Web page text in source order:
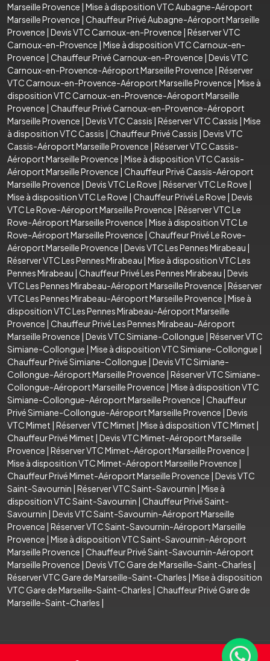
Marseille Provence | Mise à disposition VTC Aubagne-Aéroport
Marseille Provence | Chauffeur Privé Aubagne-Aéroport Marseille
Provence | Devis VTC Carnoux-en-Provence | Réserver VTC
Carnoux-en-Provence | Mise à disposition VTC Carnoux-en-
Provence | Chauffeur Privé Carnoux-en-Provence | Devis VTC
Carnoux-en-Provence-Aéroport Marseille Provence | Réserver
VTC Carnoux-en-Provence-Aéroport Marseille Provence | Mise à
disposition VTC Carnoux-en-Provence-Aéroport Marseille
Provence | Chauffeur Privé Carnoux-en-Provence-Aéroport
Marseille Provence | Devis VTC Cassis | Réserver VTC Cassis | Mise
à disposition VTC Cassis | Chauffeur Privé Cassis | Devis VTC
Cassis-Aéroport Marseille Provence | Réserver VTC Cassis-
Aéroport Marseille Provence | Mise à disposition VTC Cassis-
Aéroport Marseille Provence | Chauffeur Privé Cassis-Aéroport
Marseille Provence | Devis VTC Le Rove | Réserver VTC Le Rove |
Mise à disposition VTC Le Rove | Chauffeur Privé Le Rove | Devis
VTC Le Rove-Aéroport Marseille Provence | Réserver VTC Le
Rove-Aéroport Marseille Provence | Mise à disposition VTC Le
Rove-Aéroport Marseille Provence | Chauffeur Privé Le Rove-
Aéroport Marseille Provence | Devis VTC Les Pennes Mirabeau |
Réserver VTC Les Pennes Mirabeau | Mise à disposition VTC Les
Pennes Mirabeau | Chauffeur Privé Les Pennes Mirabeau | Devis
VTC Les Pennes Mirabeau-Aéroport Marseille Provence | Réserver
VTC Les Pennes Mirabeau-Aéroport Marseille Provence | Mise à
disposition VTC Les Pennes Mirabeau-Aéroport Marseille
Provence | Chauffeur Privé Les Pennes Mirabeau-Aéroport
Marseille Provence | Devis VTC Simiane-Collongue | Réserver VTC
Simiane-Collongue | Mise à disposition VTC Simiane-Collongue |
Chauffeur Privé Simiane-Collongue | Devis VTC Simiane-
Collongue-Aéroport Marseille Provence | Réserver VTC Simiane-
Collongue-Aéroport Marseille Provence | Mise à disposition VTC
Simiane-Collongue-Aéroport Marseille Provence | Chauffeur
Privé Simiane-Collongue-Aéroport Marseille Provence | Devis
VTC Mimet | Réserver VTC Mimet | Mise à disposition VTC Mimet |
Chauffeur Privé Mimet | Devis VTC Mimet-Aéroport Marseille
Provence | Réserver VTC Mimet-Aéroport Marseille Provence |
Mise à disposition VTC Mimet-Aéroport Marseille Provence |
Chauffeur Privé Mimet-Aéroport Marseille Provence | Devis VTC
Saint-Savournin | Réserver VTC Saint-Savournin | Mise à
disposition VTC Saint-Savournin | Chauffeur Privé Saint-
Savournin | Devis VTC Saint-Savournin-Aéroport Marseille
Provence | Réserver VTC Saint-Savournin-Aéroport Marseille
Provence | Mise à disposition VTC Saint-Savournin-Aéroport
Marseille Provence | Chauffeur Privé Saint-Savournin-Aéroport
Marseille Provence | Devis VTC Gare de Marseille-Saint-Charles |
Réserver VTC Gare de Marseille-Saint-Charles | Mise à disposition
VTC Gare de Marseille-Saint-Charles | Chauffeur Privé Gare de
Marseille-Saint-Charles |
© Copyright © (S3) 2021- 2026 TRANSFERT AEROPORT